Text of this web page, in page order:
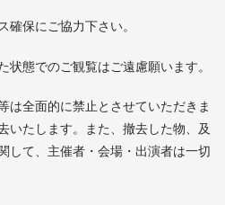
保にご協力下さい。
態でのご観覧はご遠慮願います。
は全面的に禁止とさせていただきま
いたします。また、撤去した物、及
して、主催者・会場・出演者は一切